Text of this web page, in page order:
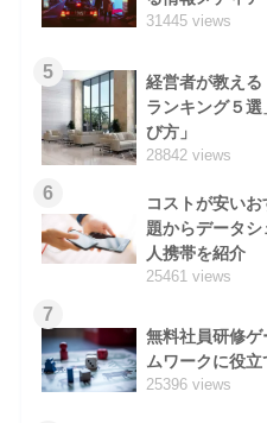
31445 views
5
経営者が教え
ランキング５
び方」
28842 views
6
コストが安い
題からデータ
人携帯を紹介
25461 views
7
無料社員研修
ムワークに役立
25396 views